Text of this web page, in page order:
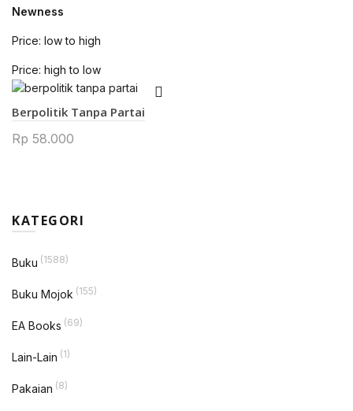
Newness
Price: low to high
Price: high to low
Berpolitik Tanpa Partai
Rp 58.000
KATEGORI
Buku (1588)
Buku Mojok (155)
EA Books (69)
Lain-Lain (1)
Pakaian (8)